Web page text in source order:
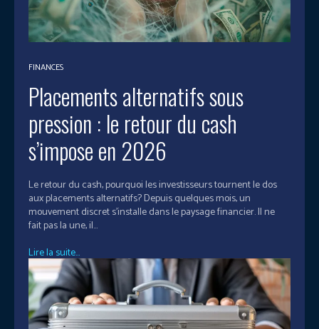
FINANCES
Placements alternatifs sous
pression : le retour du cash
s’impose en 2026
Le retour du cash, pourquoi les investisseurs tournent le dos
aux placements alternatifs? Depuis quelques mois, un
mouvement discret s’installe dans le paysage financier. Il ne
fait pas la une, il...
Lire la suite...